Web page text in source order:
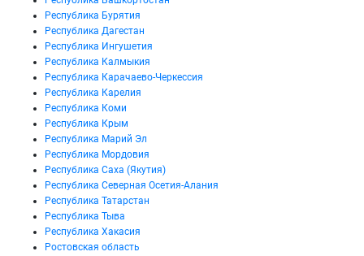
Республика Бурятия
Республика Дагестан
Республика Ингушетия
Республика Калмыкия
Республика Карачаево-Черкессия
Республика Карелия
Республика Коми
Республика Крым
Республика Марий Эл
Республика Мордовия
Республика Саха (Якутия)
Республика Северная Осетия-Алания
Республика Татарстан
Республика Тыва
Республика Хакасия
Ростовская область